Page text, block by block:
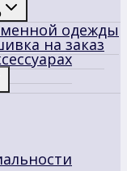
одежды
на заказ